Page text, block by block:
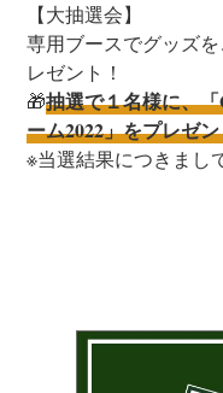
【大抽選会】
専用ブースでグッズ
レゼント！
🎁抽選で１名様に、
ーム2022」をプレゼ
※当選結果につきまし